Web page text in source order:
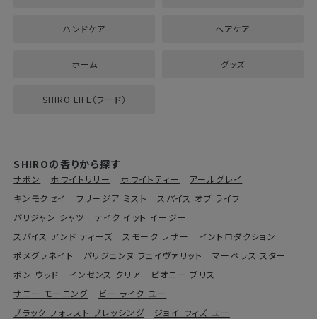
ハンドケア ヘアケア
ホーム グッズ
SHIRO LIFE（フード）
SHIROの香りから探す
サボン ホワイトリリー ホワイトティー
アールグレイ
キンモクセイ
フリージア ミスト
スパイス オブ ライフ
パリジャン シャツ
テイク イット イージー
スパイス アンド ティーズ
スモーク レザー
イントロダクション
ポメグラネイト
パリジェンヌ フェイヴァリット
マーベラス スター
ボン ウッド
インセンス クリア
ピオニー ブリス
サニー モーニング
ビー ライク ユー
ブラック フォレスト ブレッシング
ジョイ ウィズ ユー